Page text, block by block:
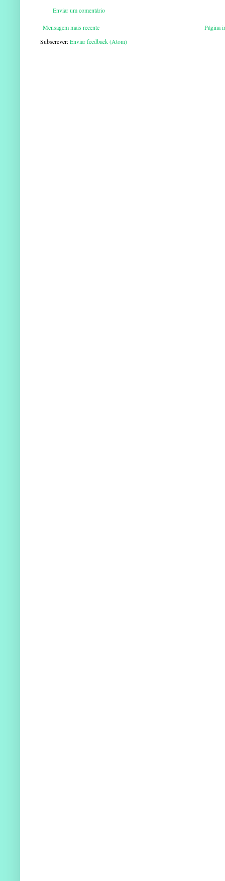
Enviar um comentário
Mensagem mais recente
Página
Subscrever:Enviar feedback (Atom)